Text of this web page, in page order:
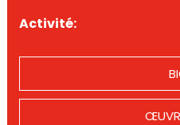
Activité: